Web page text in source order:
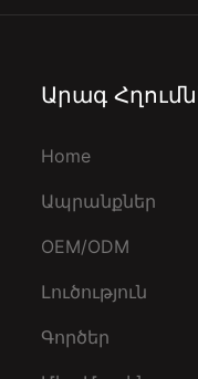
Արագ
Home
Ապրանքներ
OEM/ODM
Լուծություն
Գործեր